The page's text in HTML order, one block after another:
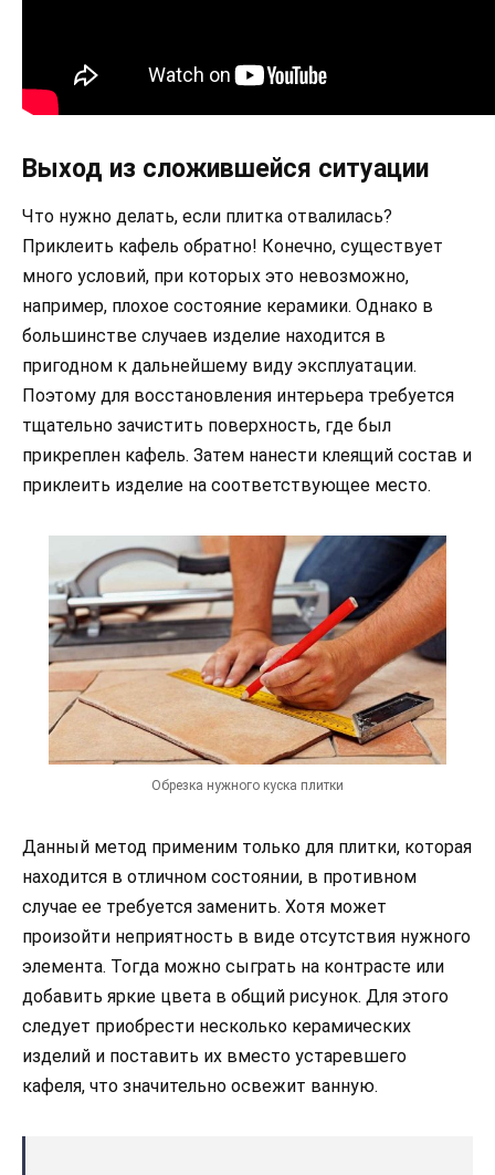
Выход из сложившейся ситуации
Что нужно делать, если плитка отвалилась?
Приклеить кафель обратно! Конечно, существует
много условий, при которых это невозможно,
например, плохое состояние керамики. Однако в
большинстве случаев изделие находится в
пригодном к дальнейшему виду эксплуатации.
Поэтому для восстановления интерьера требуется
тщательно зачистить поверхность, где был
прикреплен кафель. Затем нанести клеящий состав и
приклеить изделие на соответствующее место.
Обрезка нужного куска плитки
Данный метод применим только для плитки, которая
находится в отличном состоянии, в противном
случае ее требуется заменить. Хотя может
произойти неприятность в виде отсутствия нужного
элемента. Тогда можно сыграть на контрасте или
добавить яркие цвета в общий рисунок. Для этого
следует приобрести несколько керамических
изделий и поставить их вместо устаревшего
кафеля, что значительно освежит ванную.